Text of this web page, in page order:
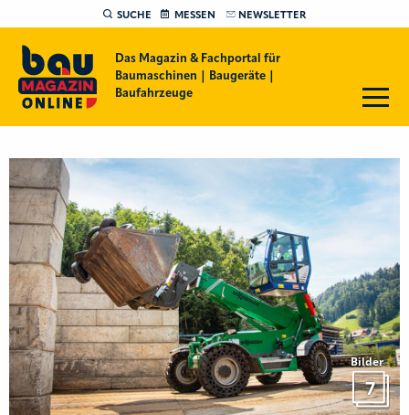
SUCHE MESSEN NEWSLETTER
Das Magazin & Fachportal für
Baumaschinen | Baugeräte |
Baufahrzeuge
Bilder
7